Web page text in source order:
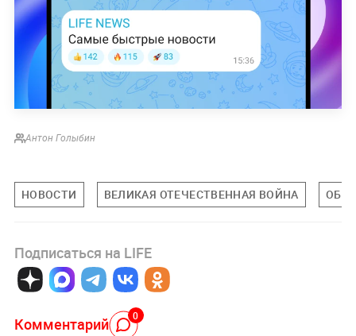
Антон Голыбин
НОВОСТИ ВЕЛИКАЯ ОТЕЧЕСТВЕННАЯ ВОЙНА
Подписаться на LIFE
Комментарий 0